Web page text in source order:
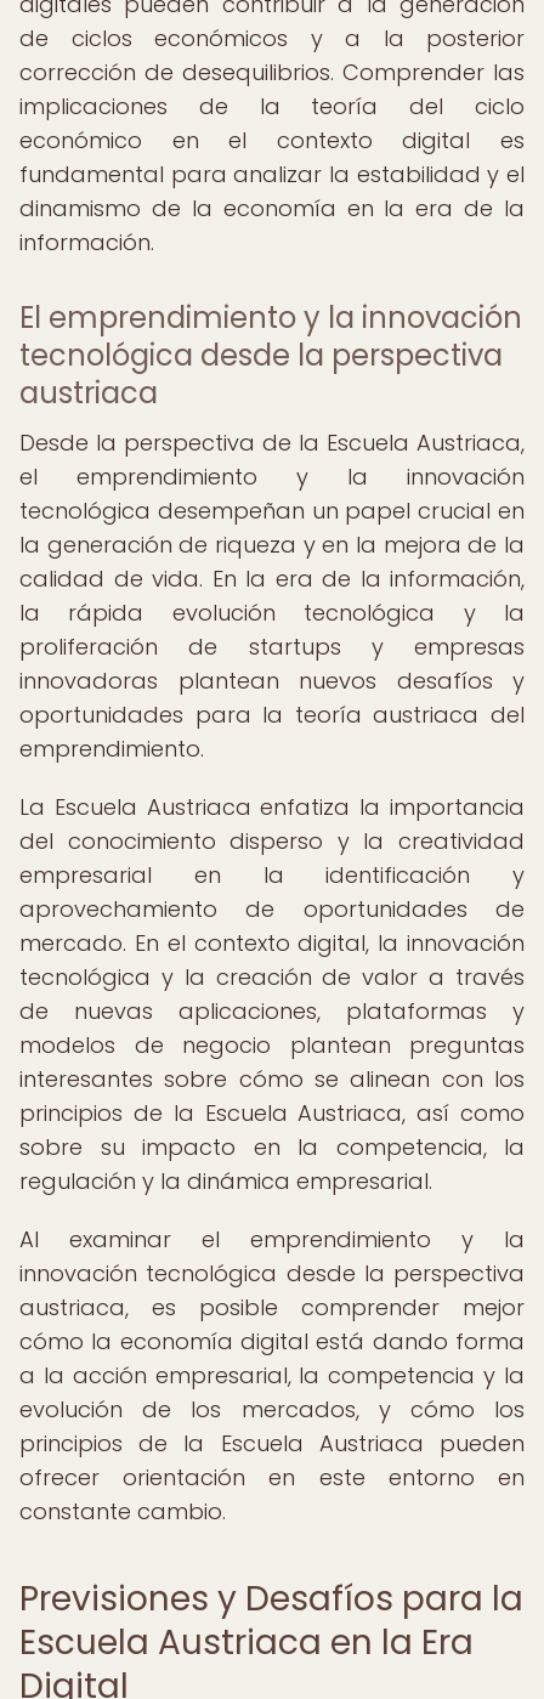
de ciclos económicos y a la posterior
corrección de desequilibrios. Comprender las
implicaciones de la teoría del ciclo
económico en el contexto digital es
fundamental para analizar la estabilidad y el
dinamismo de la economía en la era de la
información.
El emprendimiento y la innovación
tecnológica desde la perspectiva
austriaca
Desde la perspectiva de la Escuela Austriaca,
el emprendimiento y la innovación
tecnológica desempeñan un papel crucial en
la generación de riqueza y en la mejora de la
calidad de vida. En la era de la información,
la rápida evolución tecnológica y la
proliferación de startups y empresas
innovadoras plantean nuevos desafíos y
oportunidades para la teoría austriaca del
emprendimiento.
La Escuela Austriaca enfatiza la importancia
del conocimiento disperso y la creatividad
empresarial en la identificación y
aprovechamiento de oportunidades de
mercado. En el contexto digital, la innovación
tecnológica y la creación de valor a través
de nuevas aplicaciones, plataformas y
modelos de negocio plantean preguntas
interesantes sobre cómo se alinean con los
principios de la Escuela Austriaca, así como
sobre su impacto en la competencia, la
regulación y la dinámica empresarial.
Al examinar el emprendimiento y la
innovación tecnológica desde la perspectiva
austriaca, es posible comprender mejor
cómo la economía digital está dando forma
a la acción empresarial, la competencia y la
evolución de los mercados, y cómo los
principios de la Escuela Austriaca pueden
ofrecer orientación en este entorno en
constante cambio.
Previsiones y Desafíos para la
Escuela Austriaca en la Era
Digital